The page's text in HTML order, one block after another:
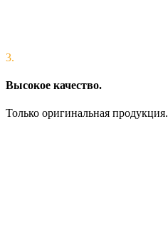
3.
Высокое качество.
Только оригинальная продукция.